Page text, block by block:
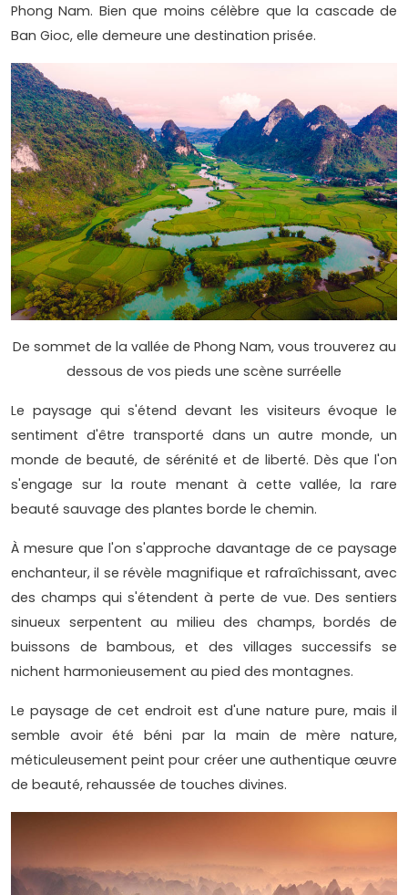
Phong Nam. Bien que moins célèbre que la cascade de
Ban Gioc, elle demeure une destination prisée.
De sommet de la vallée de Phong Nam, vous trouverez au
dessous de vos pieds une scène surréelle
Le paysage qui s'étend devant les visiteurs évoque le
sentiment d'être transporté dans un autre monde, un
monde de beauté, de sérénité et de liberté. Dès que l'on
s'engage sur la route menant à cette vallée, la rare
beauté sauvage des plantes borde le chemin.
À mesure que l'on s'approche davantage de ce paysage
enchanteur, il se révèle magnifique et rafraîchissant, avec
des champs qui s'étendent à perte de vue. Des sentiers
sinueux serpentent au milieu des champs, bordés de
buissons de bambous, et des villages successifs se
nichent harmonieusement au pied des montagnes.
Le paysage de cet endroit est d'une nature pure, mais il
semble avoir été béni par la main de mère nature,
méticuleusement peint pour créer une authentique œuvre
de beauté, rehaussée de touches divines.